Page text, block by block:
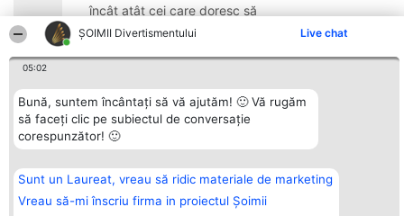
ŞOIMII Divertismentului Live chat
05:02
Bună, suntem încântați să vă ajutăm! 🙂 Vă rugăm
să faceți clic pe subiectul de conversație
corespunzător! 🙂
Sunt un Laureat, vreau să ridic materiale de marketing
Vreau să-mi înscriu firma in proiectul Șoimii
încât atât cei care doresc să
experimenteze pentru prima dată ...
9.5
Organizator Ranking
BRIGHT SOLUTIONS BR SRL
Aleea Timisul De Sus 2 Bl. A30
Sc. A Et. 4 Ap. 13 Cod 061952
București
tel: +40 770 990 492
Plebiscyt
Lista Tuturor
Laureaților
Reguli
Politica de